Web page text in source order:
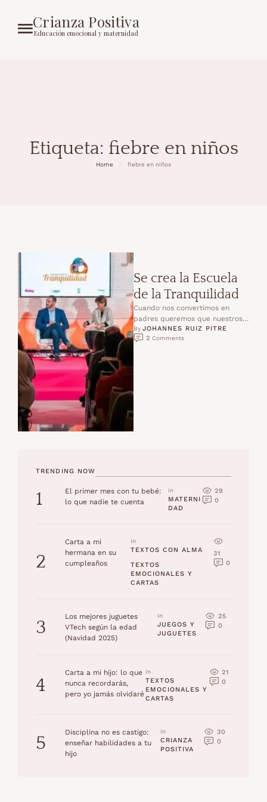
Crianza Positiva
Educación emocional y maternidad
Etiqueta: fiebre en niños
Home fiebre en niños
Se crea la Escuela
de la Tranquilidad
Cuando nos convertimos en
padres queremos que nuestros
hijos gocen de buena salud y
bienestar, que nuestros hijos …
By JOHANNES RUIZ PITRE
2 Comments
TRENDING NOW
1
El primer mes con tu bebé:
lo que nadie te cuenta
in
MATERNI
DAD
29
0
2
Carta a mi
hermana en su
cumpleaños
in
TEXTOS CON ALMA
TEXTOS
EMOCIONALES Y
CARTAS
31
0
3
Los mejores juguetes
VTech según la edad
(Navidad 2025)
in
JUEGOS Y
JUGUETES
25
0
4
Carta a mi hijo: lo que
nunca recordarás,
pero yo jamás olvidaré
in
TEXTOS
EMOCIONALES Y
CARTAS
21
0
5
Disciplina no es castigo:
enseñar habilidades a tu
hijo
in
CRIANZA
POSITIVA
30
0